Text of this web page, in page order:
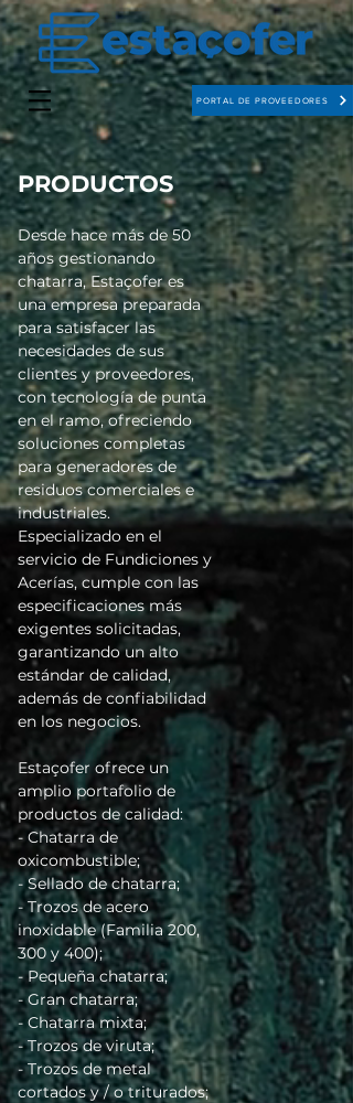
PORTAL DE PROVEEDORES
PRODUCTOS
Desde hace más de 50
años gestionando
chatarra, Estaçofer es
una empresa preparada
para satisfacer las
necesidades de sus
clientes y proveedores,
con tecnología de punta
en el ramo, ofreciendo
soluciones completas
para generadores de
residuos comerciales e
industriales.
Especializado en el
servicio de Fundiciones y
Acerías, cumple con las
especificaciones más
exigentes solicitadas,
garantizando un alto
estándar de calidad,
además de confiabilidad
en los negocios.
Estaçofer ofrece un
amplio portafolio de
productos de calidad:
- Chatarra de
oxicombustible;
- Sellado de chatarra;
- Trozos de acero
inoxidable (Familia 200,
300 y 400);
- Pequeña chatarra;
- Gran chatarra;
- Chatarra mixta;
- Trozos de viruta;
- Trozos de metal
cortados y / o triturados;